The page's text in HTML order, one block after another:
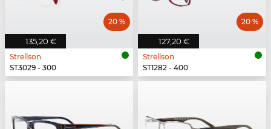
135,20 €
20 %
Strellson
ST3029 - 300
127,20 €
20 %
Strellson
ST1282 - 400